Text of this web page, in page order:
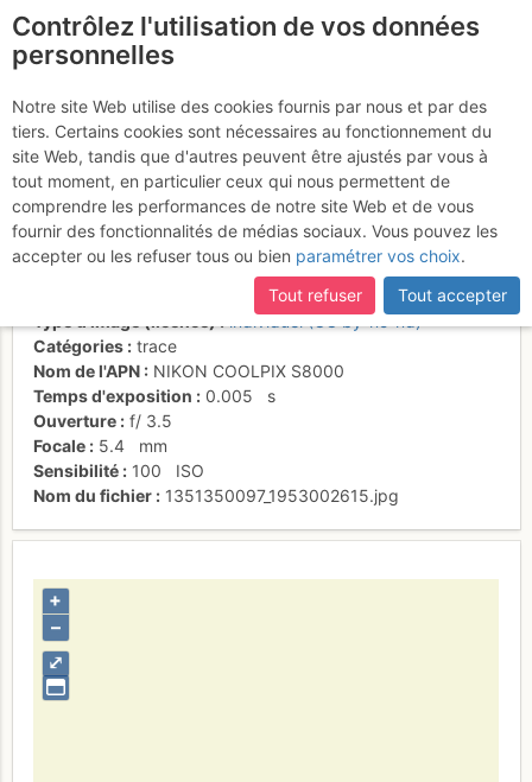
Il ne faut pas aller plus
loin
Activités
Date/heure
individuel (CC by-nc-nd)
Catégories
trace
Nom de l'APN
NIKON COOLPIX S8000
Temps d'exposition
0.005
s
Ouverture
f/ 3.5
Focale
5.4
mm
Sensibilité
100
ISO
Nom du fichier
1351350097_1953002615.jpg
⤢
+
–
Contrôlez l'utilisation de vos données
personnelles
Notre site Web utilise des cookies fournis par nous et par des
tiers. Certains cookies sont nécessaires au fonctionnement du
site Web, tandis que d'autres peuvent être ajustés par vous à
tout moment, en particulier ceux qui nous permettent de
comprendre les performances de notre site Web et de vous
fournir des fonctionnalités de médias sociaux. Vous pouvez les
accepter ou les refuser tous ou bien paramétrer vos choix.
Tout refuser
Tout accepter